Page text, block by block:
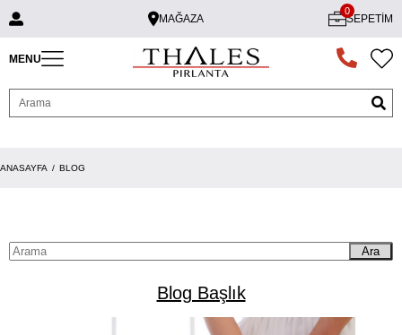
MAĞAZA SEPETIM
0
MENU
ANASAYFA BLOG
Ara
Blog Başlık